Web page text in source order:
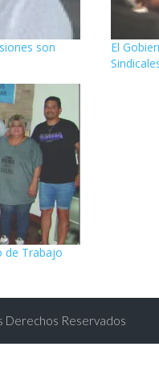
son
El
de Trabajo
Derechos Reservados